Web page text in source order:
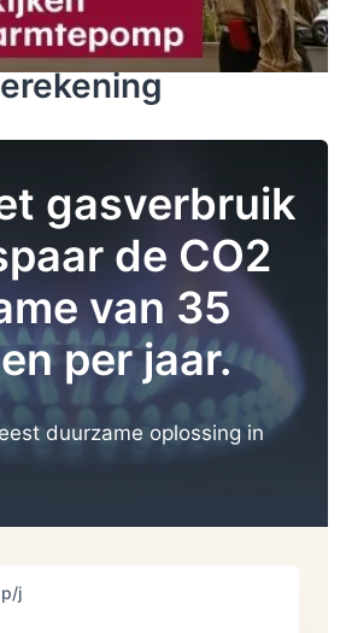
gasverbruik
de CO2
van 35
per jaar.
duurzame oplossing in
j